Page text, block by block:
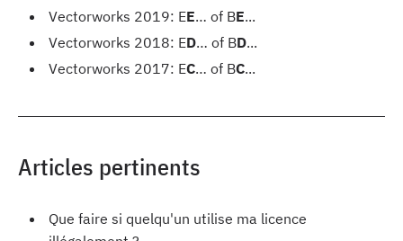
Vectorworks 2019: EE… of BE...
Vectorworks 2018: ED… of BD...
Vectorworks 2017: EC… of BC...
Articles pertinents
Que faire si quelqu'un utilise ma licence